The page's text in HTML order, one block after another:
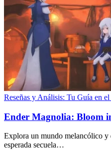
Reseñas y Análisis: Tu Guía en
Ender Magnolia: Bloom
Explora un mundo melancólico y
esperada secuela…